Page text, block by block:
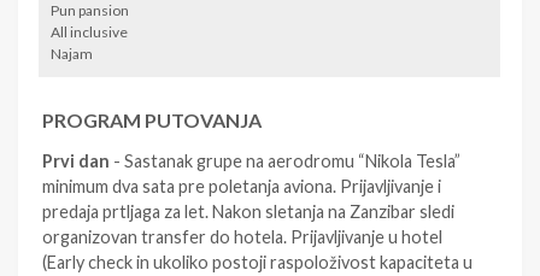
Pun pansion
All inclusive
Najam
PROGRAM PUTOVANJA
Prvi dan - Sastanak grupe na aerodromu “Nikola Tesla”
minimum dva sata pre poletanja aviona. Prijavljivanje i
predaja prtljaga za let. Nakon sletanja na Zanzibar sledi
organizovan transfer do hotela. Prijavljivanje u hotel
(Early check in ukoliko postoji raspoloživost kapaciteta u